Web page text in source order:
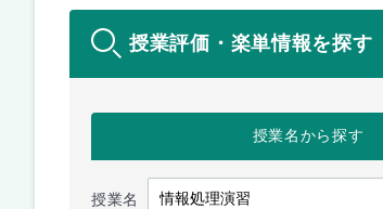
授業評価・楽単情報を探す
授業名から探す
授業名